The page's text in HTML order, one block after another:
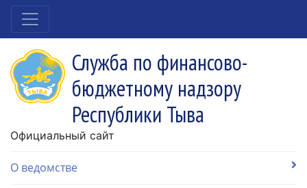
Служба по финансово-
бюджетному надзору
Республики Тыва
Официальный сайт
О ведомстве